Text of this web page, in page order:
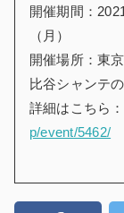
開催期間：
（月）
開催場所：東
比谷シャンテ
詳細はこちら：
p/event/5462/